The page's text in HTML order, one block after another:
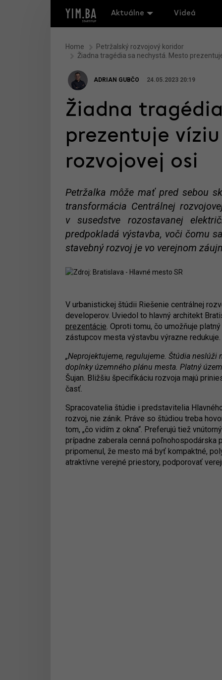
Aktuálne Videá
Home
Petržalský rozvojový koridor
Žiadna tragédia sa nechystá. Mesto
ADRIAN GUBČO 24.05.2023 20:19
Žiadna
prezentuje
rozvojovej osi
Petržalka môže mať pred sebou
transformácia Centrálnej
v susedstve rozostavanej
predpokladá výstavba, voči čomu
stavebný rozvoj je vo verejnom
V urbanistickej štúdii Riešenie centrálnej
developerov. Uviedol to hlavný architekt
prezentácie. Oproti tomu, čo umožňuje
zástupcov mesta výstavbu výrazne redukuje.
„Neprojektujeme, regulujeme. Štúdia
doplnky územného plánu mesta. Platný
Šujan. Bližšiu špecifikáciu rozvoja majú
časť.
Spracovatelia štúdie i predstavitelia
rozvoj, nie zánik. Práve so štúdiou treba
tom, „čo vidím z okna“. Preferujú tiež
prípadne zaberala cenná poľnohospodárska
pripomenul, že mesto má byť kompaktné,
atraktívne verejné priestory, podporovať